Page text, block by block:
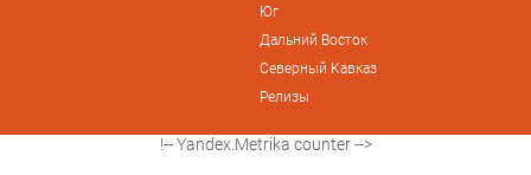
Юг
Дальний Восток
Северный Кавказ
Релизы
!-- Yandex.Metrika counter -->